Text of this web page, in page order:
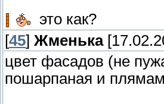
это как?
[45] Жменька
цвет фасадов (не
пошарпаная и